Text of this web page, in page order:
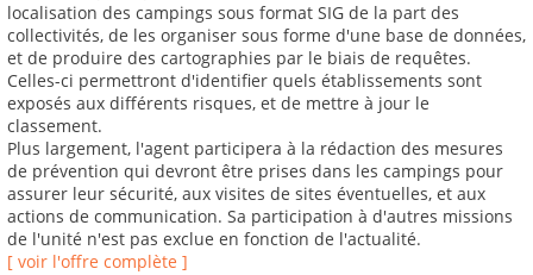
localisation des campings sous format SIG de la part des
collectivités, de les organiser sous forme d'une base de données,
et de produire des cartographies par le biais de requêtes.
Celles-ci permettront d'identifier quels établissements sont
exposés aux différents risques, et de mettre à jour le
classement.
Plus largement, l'agent participera à la rédaction des mesures
de prévention qui devront être prises dans les campings pour
assurer leur sécurité, aux visites de sites éventuelles, et aux
actions de communication. Sa participation à d'autres missions
de l'unité n'est pas exclue en fonction de l'actualité.
[ voir l'offre complète ]